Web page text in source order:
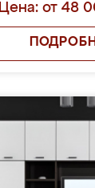
Цена: от 48